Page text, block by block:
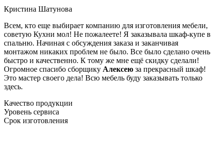
Кристина Шатунова
Всем, кто еще выбирает компанию для изготовления мебели,
советую Кухни мол! Не пожалеете! Я заказывала шкаф-купе в
спальню. Начиная с обсуждения заказа и заканчивая
монтажом никаких проблем не было. Все было сделано очень
быстро и качественно. К тому же мне ещё скидку сделали!
Огромное спасибо сборщику Алексею за прекрасный шкаф!
Это мастер своего дела! Всю мебель буду заказывать только
здесь.
Качество продукции
Уровень сервиса
Срок изготовления